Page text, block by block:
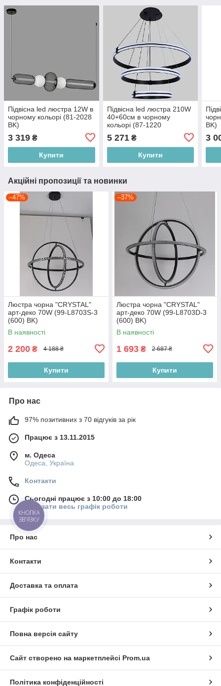
Підвісна led люстра 12W в
чорному кольорі (81-2028
BK)
3 319 ₴
Купити
Підвісна led люстра 210W
40+60см в чорному
кольорі (87-1220
5 271₴
Купити
BK)
3
Акційні пропозиції та новинки
–47%
Люстра чорна "CRYSTAL"
арт-деко 70W (99-L8703S-3
(600) BK)
В наявності
2 200 ₴ 4 188 ₴
Купити
–37%
Люстра чорна "CRYSTAL"
арт-деко 70W (99-L8703D-3
(600) BK)
В наявності
1 693 ₴ 2 687 ₴
Купити
Про нас
97% позитивних з 70 відгуків за рік
Працює з 13.11.2015
м. Одеса
Одеса, Україна
Контакти
Сьогодні працює з 10:00 до 18:00
Показати весь графік роботи
Про нас
Контакти
Доставка та оплата
Графік роботи
Повна версія сайту
Сайт створено на маркетплейсі Prom.ua
Політика конфіденційності
КНОПКА
ЗВ'ЯЗКУ